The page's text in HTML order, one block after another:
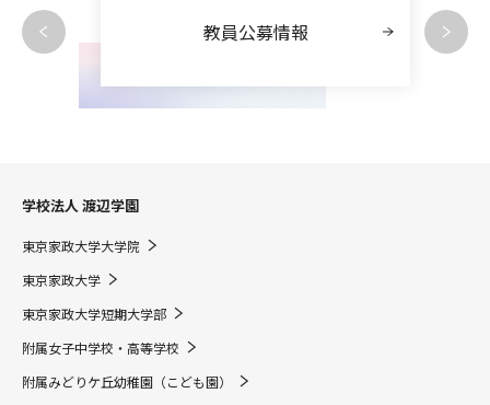
教員公募情報
学校法人 渡辺学園
東京家政大学大学院
東京家政大学
東京家政大学短期大学部
附属女子中学校・高等学校
附属みどりケ丘幼稚園（こども園）